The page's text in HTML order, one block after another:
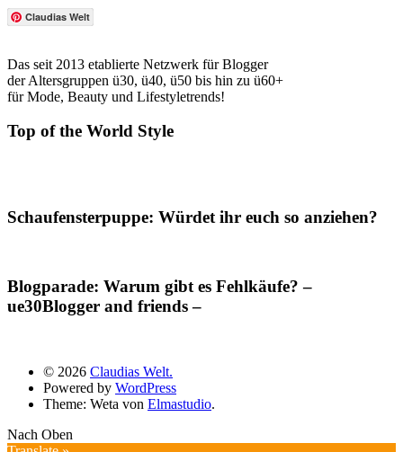
Claudias Welt
Das seit 2013 etablierte Netzwerk für Blogger
der Altersgruppen ü30, ü40, ü50 bis hin zu ü60+
für Mode, Beauty und Lifestyletrends!
Top of the World Style
Schaufensterpuppe: Würdet ihr euch so anziehen?
Blogparade: Warum gibt es Fehlkäufe? –
ue30Blogger and friends –
© 2026 Claudias Welt.
Powered by WordPress
Theme: Weta von Elmastudio.
Nach Oben